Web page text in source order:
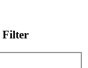
Filter